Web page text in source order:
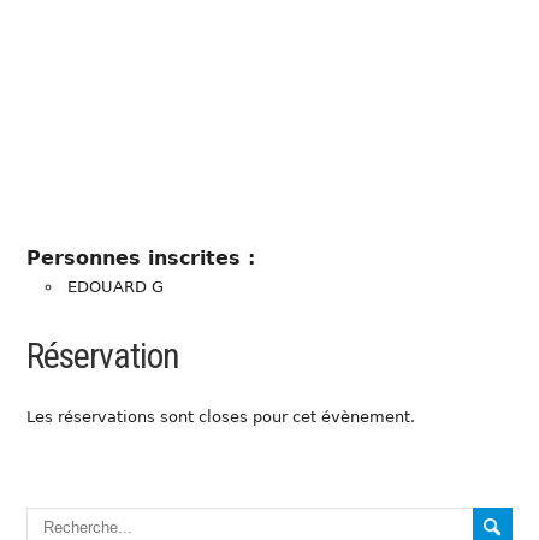
Personnes inscrites :
EDOUARD G
Réservation
Les réservations sont closes pour cet évènement.